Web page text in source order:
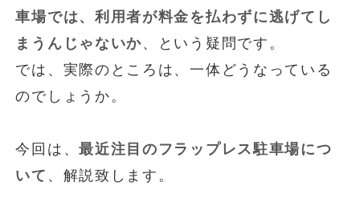
車場では、利用者が料金を払わずに逃げてし
まうんじゃないか、という疑問です。
では、実際のところは、一体どうなっている
のでしょうか。
今回は、最近注目のフラップレス駐車場につ
いて 、解説致します。